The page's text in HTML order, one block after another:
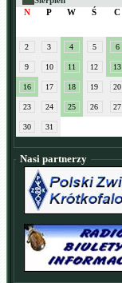
N
P W Ś C
2 3 4 5 6
9 10 11 12 13
16 17 18 19 20
23 24 25 26 27
30 31
Nasi partnerzy